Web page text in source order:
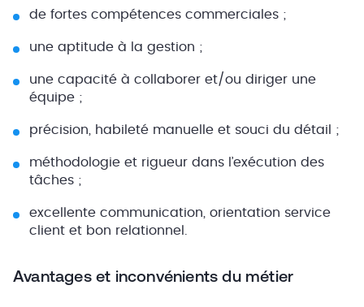
de fortes compétences commerciales ;
une aptitude à la gestion ;
une capacité à collaborer et/ou diriger une
équipe ;
précision, habileté manuelle et souci du détail ;
méthodologie et rigueur dans l’exécution des
tâches ;
excellente communication, orientation service
client et bon relationnel.
Avantages et inconvénients du métier